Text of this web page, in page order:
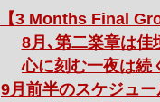
【3 Months Final
8月､第二楽章は佳
心に刻む一夜は続
9月前半のスケジュー